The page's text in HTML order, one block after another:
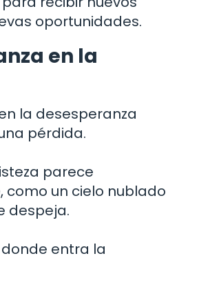
oportunidades.
en la
la desesperanza
pérdida.
parece
como un cielo nublado
despeja.
entra la